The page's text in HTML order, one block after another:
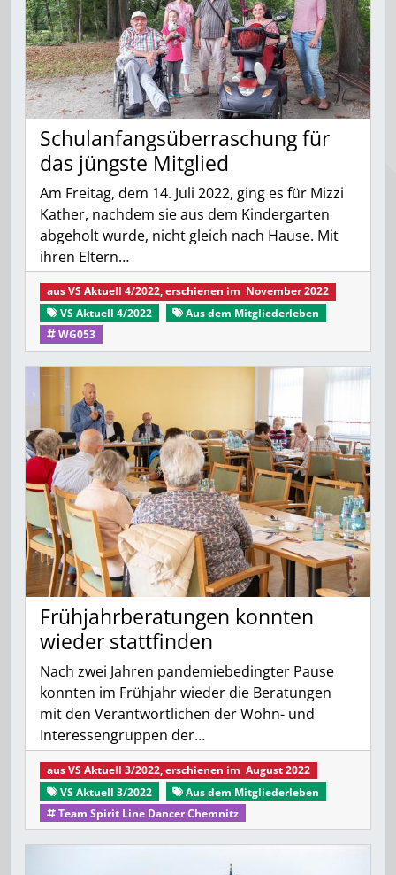
Schulanfangsüberraschung für
das jüngste Mitglied
Am Freitag, dem 14. Juli 2022, ging es für Mizzi
Kather, nachdem sie aus dem Kindergarten
abgeholt wurde, nicht gleich nach Hause. Mit
ihren Eltern…
ausVS Aktuell 4/2022, erschienen im November 2022
VS Aktuell 4/2022
Aus dem Mitgliederleben
WG053
Frühjahrberatungen konnten
wieder stattfinden
Nach zwei Jahren pandemiebedingter Pause
konnten im Frühjahr wieder die Beratungen
mit den Verantwortlichen der Wohn- und
Interessengruppen der…
ausVS Aktuell 3/2022, erschienen im August 2022
VS Aktuell 3/2022
Aus dem Mitgliederleben
Team Spirit Line Dancer Chemnitz